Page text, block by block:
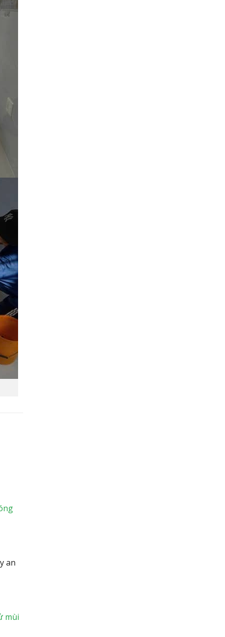
an
mùi